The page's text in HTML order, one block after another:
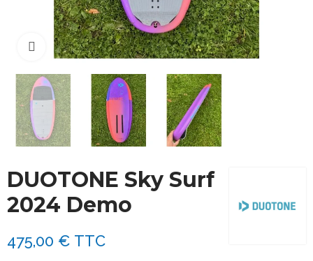
Cliquez pour agrandir
DUOTONE Sky Surf
2024 Demo
475,00 € TTC